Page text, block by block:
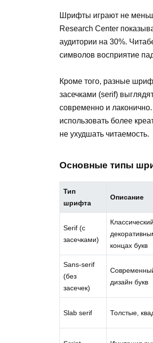
Шрифты играют не
Research Center
аудитории на 30%.
символов восприятие
Кроме того, разные
засечками (serif)
современно и
использовать более
не ухудшать читаемость.
Основные типы
Тип
шрифта
Описание
Serif (с
засечками)
концах букв
Sans-serif
(без
засечек)
дизайн букв
Slab serif Толстые,